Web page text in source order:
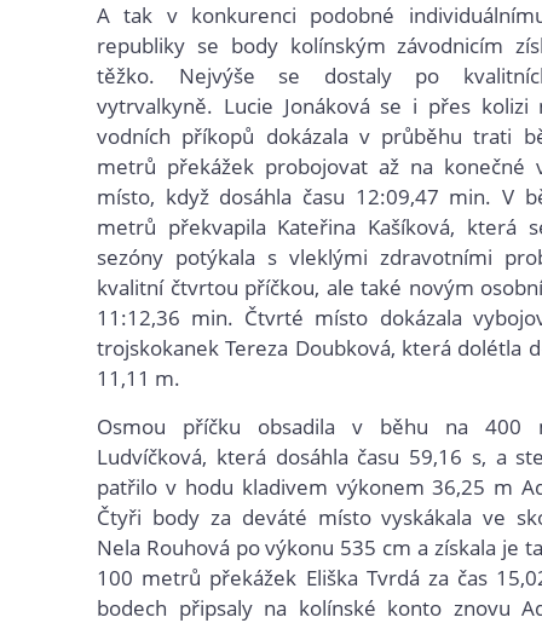
A tak v konkurenci podobné
republiky se body kolínským závodnicím
těžko. Nejvýše se dostaly po
vytrvalkyně. Lucie Jonáková se i přes kolizi
vodních příkopů dokázala v průběhu trati
metrů překážek probojovat až na konečné
místo, když dosáhla času 12:09,47 min. V
metrů překvapila Kateřina Kašíková, která
sezóny potýkala s vleklými zdravotními
kvalitní čtvrtou příčkou, ale také novým
11:12,36 min. Čtvrté místo dokázala
trojskokanek Tereza Doubková, která dolétla
11,11 m.
Osmou příčku obsadila v běhu na 400
Ludvíčková, která dosáhla času 59,16 s, a
patřilo v hodu kladivem výkonem 36,25 m
Čtyři body za deváté místo vyskákala ve
Nela Rouhová po výkonu 535 cm a získala je
100 metrů překážek Eliška Tvrdá za čas
bodech připsaly na kolínské konto znovu